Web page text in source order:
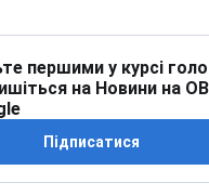
першими у курсі
на Новини на
Підписатися